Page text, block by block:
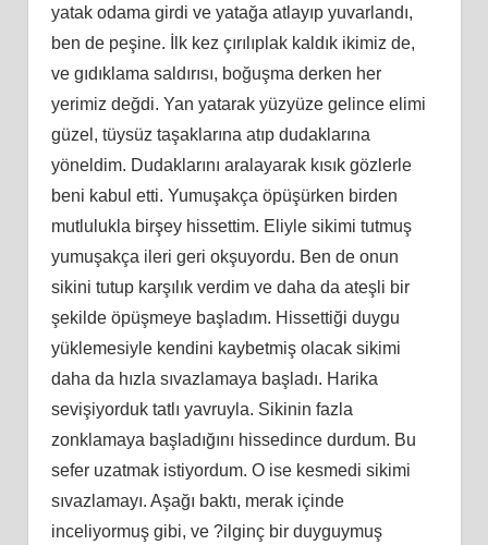
yatak odama girdi ve yatağa atlayıp yuvarlandı,
ben de peşine. İlk kez çırılıplak kaldık ikimiz de,
ve gıdıklama saldırısı, boğuşma derken her
yerimiz değdi. Yan yatarak yüzyüze gelince elimi
güzel, tüysüz taşaklarına atıp dudaklarına
yöneldim. Dudaklarını aralayarak kısık gözlerle
beni kabul etti. Yumuşakça öpüşürken birden
mutlulukla birşey hissettim. Eliyle sikimi tutmuş
yumuşakça ileri geri okşuyordu. Ben de onun
sikini tutup karşılık verdim ve daha da ateşli bir
şekilde öpüşmeye başladım. Hissettiği duygu
yüklemesiyle kendini kaybetmiş olacak sikimi
daha da hızla sıvazlamaya başladı. Harika
sevişiyorduk tatlı yavruyla. Sikinin fazla
zonklamaya başladığını hissedince durdum. Bu
sefer uzatmak istiyordum. O ise kesmedi sikimi
sıvazlamayı. Aşağı baktı, merak içinde
inceliyormuş gibi, ve ?ilginç bir duyguymuş